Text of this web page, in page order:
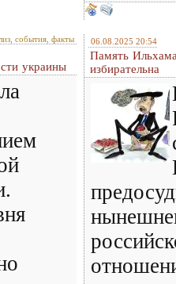
события, факты
украины
06.08.2025 20:54
Память
избирательна